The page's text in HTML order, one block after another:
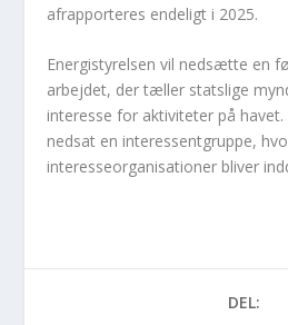
afrapporteres endeligt i 2025.
Energistyrelsen vil nedsætte en
arbejdet, der tæller statslige
interesse for aktiviteter på havet.
nedsat en interessentgruppe,
interesseorganisationer bliver
DEL: